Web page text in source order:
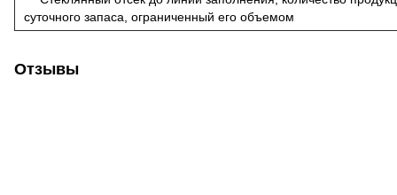
суточного запаса, ограниченный его объемом
Отзывы